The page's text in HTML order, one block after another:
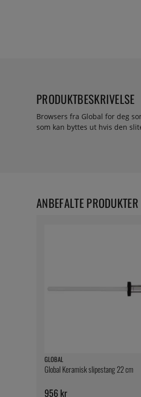
PRODUKTBESKRIVELSE
Browsers fra Global for deg
som kan byttes ut hvis den
GLOBAL
Global Keramisk slipestang 22 cm
956 kr
ANBEFALTE PRODUKTER